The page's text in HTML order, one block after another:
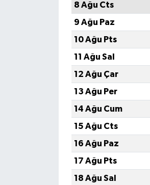
8 Ağu Cts
9 Ağu Paz
10 Ağu Pts
11 Ağu Sal
12 Ağu Çar
13 Ağu Per
14 Ağu Cum
15 Ağu Cts
16 Ağu Paz
17 Ağu Pts
18 Ağu Sal